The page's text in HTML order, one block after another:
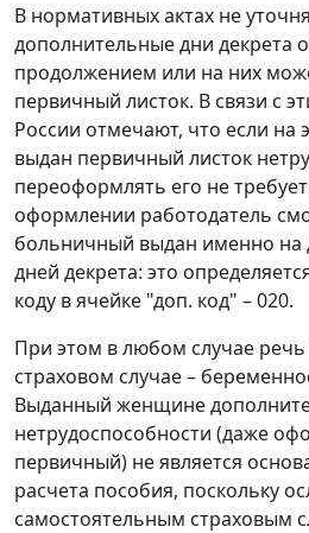
В нормативных актах не
дополнительные дни декрета
продолжением или на них
первичный листок. В связи с
России отмечают, что если на
выдан первичный листок
переоформлять его не
оформлении работодатель
больничный выдан именно на
дней декрета: это
коду в ячейке "доп. код" – 020.
При этом в любом случае
страховом случае –
Выданный женщине
нетрудоспособности (даже
первичный) не является
расчета пособия, поскольку
самостоятельным страховым